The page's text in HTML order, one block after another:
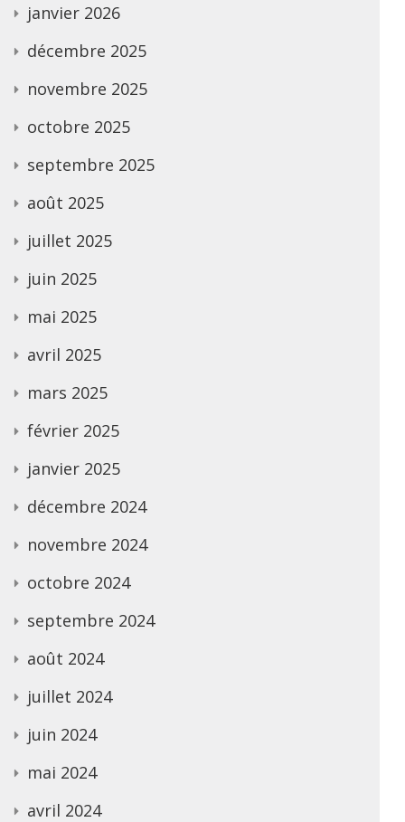
janvier 2026
décembre 2025
novembre 2025
octobre 2025
septembre 2025
août 2025
juillet 2025
juin 2025
mai 2025
avril 2025
mars 2025
février 2025
janvier 2025
décembre 2024
novembre 2024
octobre 2024
septembre 2024
août 2024
juillet 2024
juin 2024
mai 2024
avril 2024